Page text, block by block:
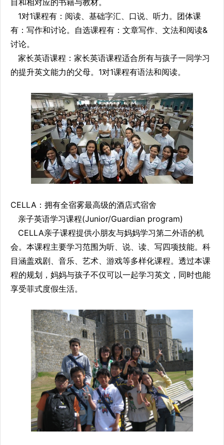
目和相对应的书籍与教材。
1对1课程有：阅读、基础字汇、口说、听力。团体课
有：写作和讨论。自选课程有：文章写作、文法和阅读&
讨论。
家长英语课程：家长英语课程适合所有与孩子一同学习
的提升英文能力的父母。1对1课程有语法和阅读。
CELLA：拥有全宿雾最高级的酒店式宿舍
亲子英语学习课程(Junior/Guardian program)
CELLA亲子课程提供小朋友与妈妈学习第二外语的机
会。本课程主要学习范围为听、说、读、写四项技能。科
目涵盖戏剧、音乐、艺术、游戏等多样化课程。透过本课
程的规划，妈妈与孩子不仅可以一起学习英文，同时也能
享受菲式度假生活。